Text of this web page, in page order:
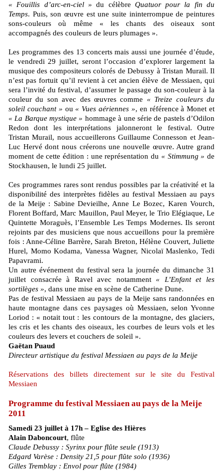
« Fouillis d’arc-en-ciel » du célèbre Quatuor pour la fin du
Temps. Puis, son œuvre est une suite ininterrompue de peintures
sons-couleurs où même « les chants des oiseaux sont
accompagnés des couleurs de leurs plumages ».
Les programmes des 13 concerts mais aussi une journée d’étude,
le vendredi 29 juillet, seront l’occasion d’explorer largement la
musique des compositeurs colorés de Debussy à Tristan Murail. Il
n’est pas fortuit qu’il revient à cet ancien élève de Messiaen, qui
sera l’invité du festival, d’assumer le passage du son-couleur à la
couleur du son avec des œuvres comme « Treize couleurs du
soleil couchant » ou« Vues aériennes », en référence à Monet et
« La Barque mystique » hommage à une série de pastels d’Odilon
Redon dont les interprétations jalonneront le festival. Outre
Tristan Murail, nous accueillerons Guillaume Connesson et Jean-
Luc Hervé dont nous créerons une nouvelle œuvre. Autre grand
moment de cette édition : une représentation du « Stimmung » de
Stockhausen, le lundi 25 juillet.
Ces programmes rares sont rendus possibles par la créativité et la
disponibilité des interprètes fidèles au festival Messiaen au pays
de la Meije : Sabine Devieilhe, Anne Le Bozec, Karen Vourch,
Florent Boffard, Marc Mauillon, Paul Meyer, le Trio Elégiaque, Le
Quintette Moraguès, l’Ensemble Les Temps Modernes. Ils seront
rejoints par des musiciens que nous accueillons pour la première
fois : Anne-Céline Barrère, Sarah Breton, Hélène Couvert, Juliette
Hurel, Momo Kodama, Vanessa Wagner, Nicolaï Maslenko, Tedi
Papavrami.
Un autre événement du festival sera la journée du dimanche 31
juillet consacrée à Ravel avec notamment« L’Enfant et les
sortilèges », dans une mise en scène de Catherine Dune.
Pas de festival Messiaen au pays de la Meije sans randonnées en
haute montagne dans ces paysages où Messiaen, selon Yvonne
Loriod : « notait tout : les contours de la montagne, des glaciers,
les cris et les chants des oiseaux, les courbes de leurs vols et les
couleurs des levers et couchers de soleil ».
Gaëtan Puaud
Directeur artistique du festival Messiaen au pays de la Meije
Réservations des billets directement sur le site du Festival
Messiaen
Programme du festival Messiaen au pays de la Meije
2011
Samedi 23 juillet à 17h – Eglise des Hières
Alain Daboncourt, flûte
Claude Debussy : Syrinx pour flûte seule (1913)
Edgard Varèse : Density 21,5 pour flûte solo (1936)
Gilles Tremblay : Envol pour flûte (1984)